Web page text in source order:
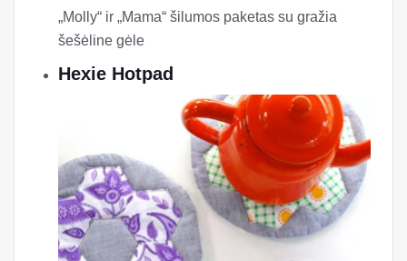
„Molly“ ir „Mama“ šilumos paketas su gražia
šešėline gėle
Hexie Hotpad